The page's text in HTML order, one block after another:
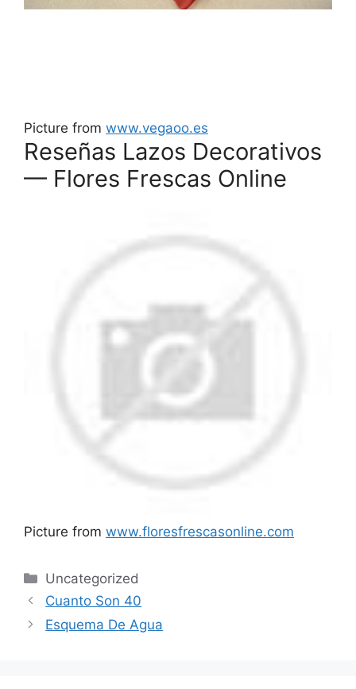
Picture from www.vegaoo.es
Reseñas Lazos Decorativos
— Flores Frescas Online
Picture from www.floresfrescasonline.com
Categories
Uncategorized
Cuanto Son 40
Esquema De Agua